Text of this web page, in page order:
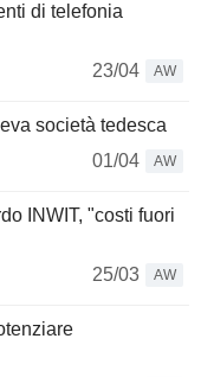
di telefonia
23/04
AW
società tedesca
01/04
AW
INWIT, "costi fuori
25/03
AW